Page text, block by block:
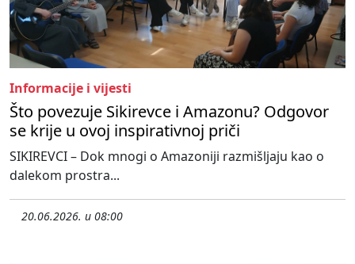
Informacije i vijesti
Što povezuje Sikirevce i Amazonu? Odgovor
se krije u ovoj inspirativnoj priči
SIKIREVCI – Dok mnogi o Amazoniji razmišljaju kao o
dalekom prostra...
20.06.2026. u 08:00